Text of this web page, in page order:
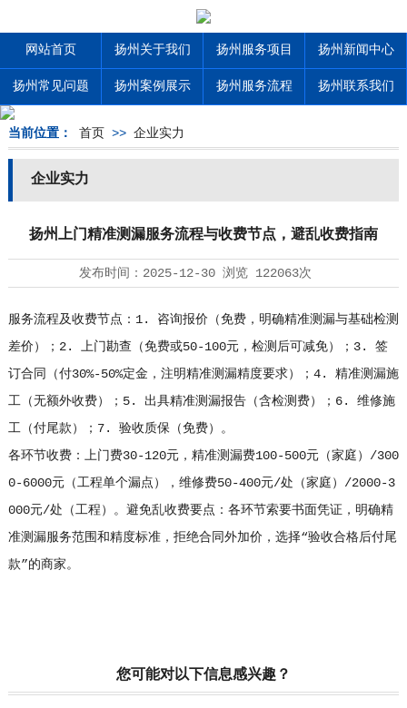
网站首页 扬州关于我们 扬州服务项目 扬州新闻中心
扬州常见问题 扬州案例展示 扬州服务流程 扬州联系我们
当前位置： 首页 >> 企业实力
企业实力
扬州上门精准测漏服务流程与收费节点，避乱收费指南
发布时间： 2025-12-30浏览 122063次
服务流程及收费节点：1. 咨询报价（免费，明确精准测漏与基础检测
差价）；2. 上门勘查（免费或50-100元，检测后可减免）；3. 签
订合同（付30%-50%定金，注明精准测漏精度要求）；4. 精准测漏施
工（无额外收费）；5. 出具精准测漏报告（含检测费）；6. 维修施
工（付尾款）；7. 验收质保（免费）。
各环节收费：上门费30-120元，精准测漏费100-500元（家庭）/300
0-6000元（工程单个漏点），维修费50-400元/处（家庭）/2000-3
000元/处（工程）。避免乱收费要点：各环节索要书面凭证，明确精
准测漏服务范围和精度标准，拒绝合同外加价，选择“验收合格后付尾
款”的商家。
您可能对以下信息感兴趣？